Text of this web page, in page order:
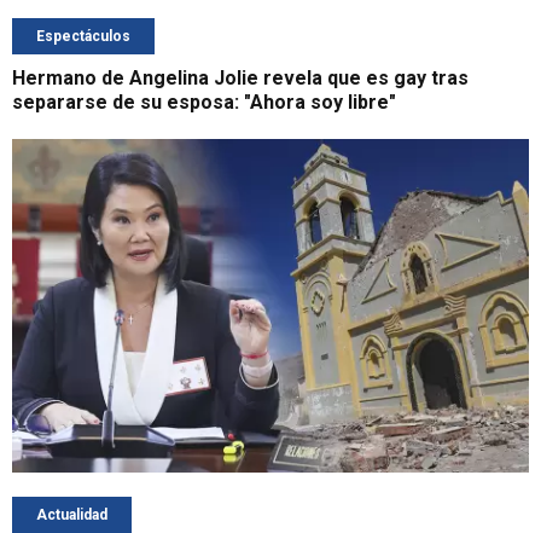
Espectáculos
Hermano de Angelina Jolie revela que es gay tras
separarse de su esposa: "Ahora soy libre"
Actualidad